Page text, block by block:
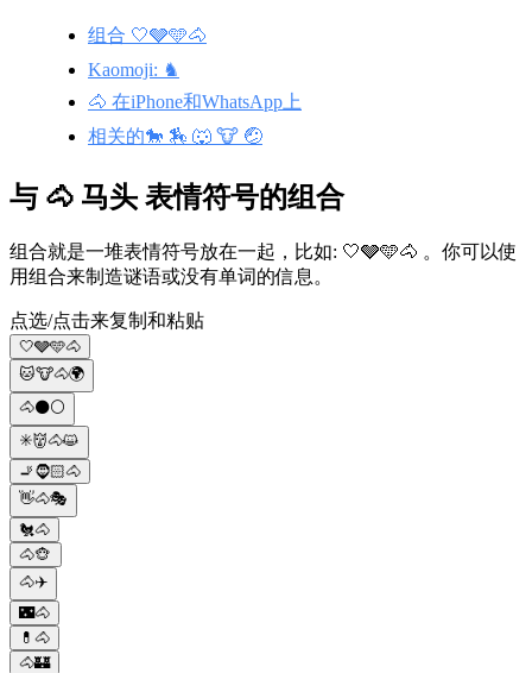
组合 🤍🩶🩵🐴
Kaomoji: ♞
🐴 在iPhone和WhatsApp上
相关的🐎 🏇 🐺 🐮 🤕
与 🐴 马头 表情符号的组合
组合就是一堆表情符号放在一起，比如: 🤍🩶🩵🐴 。你可以使
用组合来制造谜语或没有单词的信息。
点选/点击来复制和粘贴
🤍🩶🩵🐴
🐱🐮🐴🌍
🐴⚫⚪
✳️👹🐴😺
🚬🧔🏻🐴
👋🐴🎭
🐔🐴
🐴🐵
🐴✈️
🌃🐴
💊🐴
🐴🏰